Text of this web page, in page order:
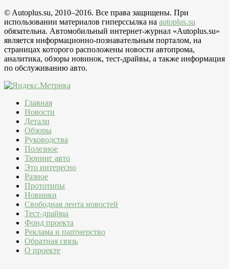
© Autoplus.su, 2010–2016. Все права защищены. При
использовании материалов гиперссылка на autoplus.su
обязательна. Автомобильный интернет-журнал «Autoplus.su»
является информационно-познавательным порталом, на
страницах которого расположены новости автопрома,
аналитика, обзоры новинок, тест-драйвы, а также информация
по обслуживанию авто.
Главная
Новости
Детали
Обзоры
Руководства
Полезное
Тюнинг авто
Это интересно
Разное
Прототипы
Новинки
Свободная лента новостей
Тест-драйвы
Фонд проекта
Реклама и партнерство
Обратная связь
О проекте